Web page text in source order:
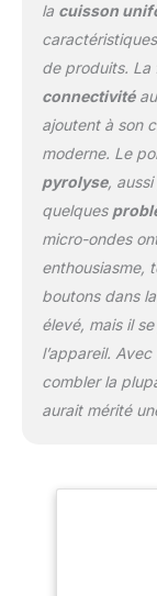
la cuisson
de produits. La
connectivitéau
ajoutent à son
moderne. Le
pyrolyse,
quelques
micro-ondes
enthousiasme,
boutons dans
élevé, mais il
l’appareil.
combler la
aurait mérité